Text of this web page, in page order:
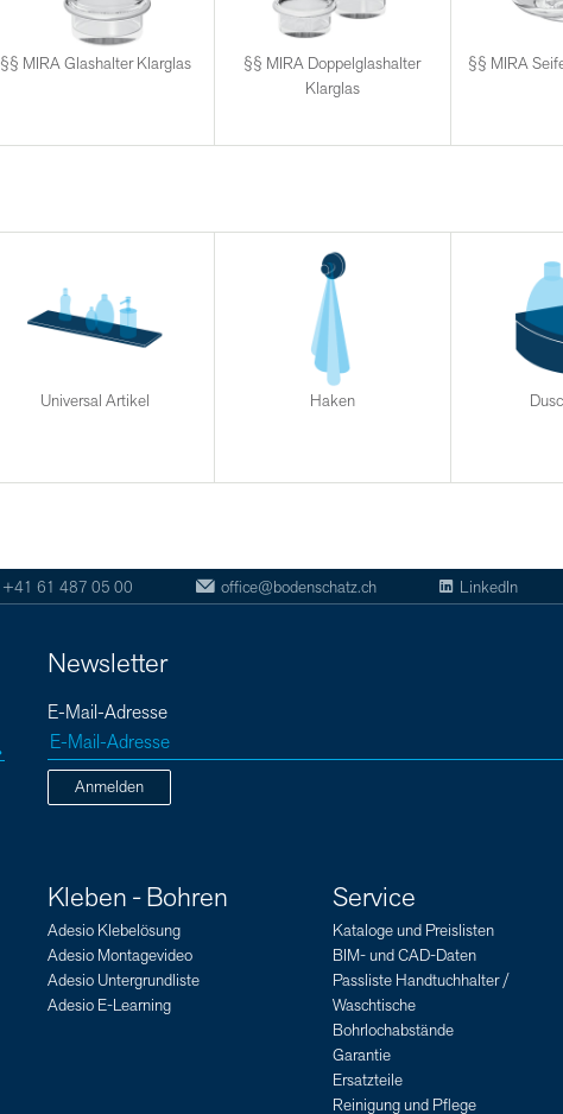
§§ MIRA Glashalter Klarglas
§§ MIRA Doppelglashalter
Klarglas
§§ MIRA
Universal Artikel Haken
+41 61 487 05 00 office@bodenschatz.ch LinkedIn
Newsletter
E-Mail-Adresse
Anmelden
Kleben - Bohren
Adesio Klebelösung
Adesio Montagevideo
Adesio Untergrundliste
Adesio E-Learning
Service
Kataloge und Preislisten
BIM- und CAD-Daten
Passliste Handtuchhalter /
Waschtische
Bohrlochabstände
Garantie
Ersatzteile
Reinigung und Pflege